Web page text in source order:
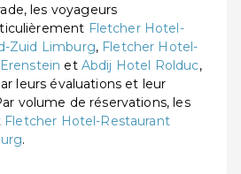
les voyageurs
Fletcher Hotel-
Zuid Limburg, Fletcher Hotel-
et Abdij Hotel Rolduc,
leurs évaluations et leur
volume de réservations, les
Fletcher Hotel-Restaurant
.